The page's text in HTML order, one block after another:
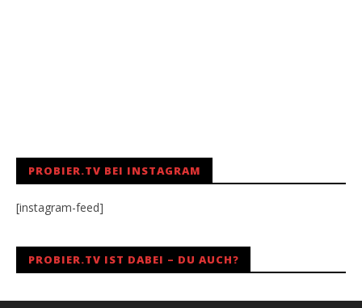
PROBIER.TV BEI INSTAGRAM
[instagram-feed]
PROBIER.TV IST DABEI – DU AUCH?